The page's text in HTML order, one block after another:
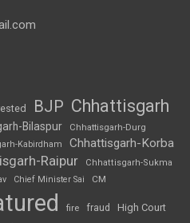
BJP Chhattisgarh
Bilaspur Chhattisgarh-Durg
Kabirdham Chhattisgarh-Korba
Raipur
Chhattisgarh-Sukma
Chief Minister Sai CM
fire fraud High Court